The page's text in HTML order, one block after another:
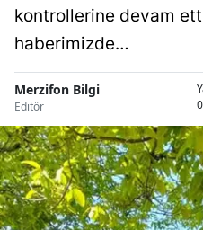
kontrollerine devam
haberimizde…
Merzifon Bilgi
Editör